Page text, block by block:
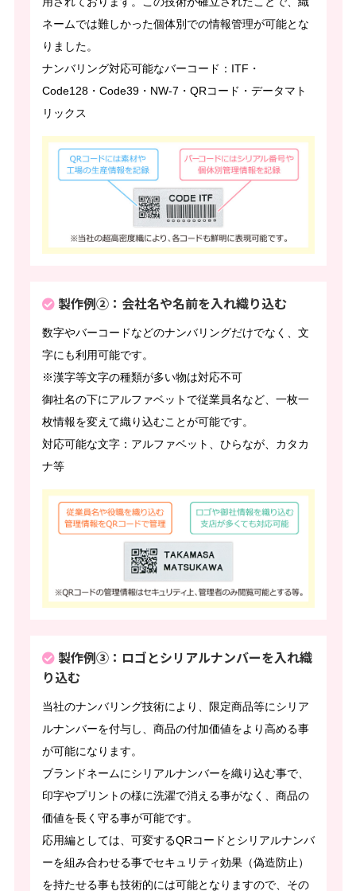
ネームでは難しかった個体別での情報管理が可能とな
りました。
ナンバリング対応可能なバーコード：ITF・
Code128・Code39・NW-7・QRコード・データマト
リックス
製作例②：会社名や名前を入れ織り込む
数字やバーコードなどのナンバリングだけでなく、文
字にも利用可能です。
※漢字等文字の種類が多い物は対応不可
御社名の下にアルファベットで従業員名など、一枚一
枚情報を変えて織り込むことが可能です。
対応可能な文字：アルファベット、ひらなが、カタカ
ナ等
製作例③：ロゴとシリアルナンバーを入れ織
り込む
当社のナンバリング技術により、限定商品等にシリア
ルナンバーを付与し、商品の付加価値をより高める事
が可能になります。
ブランドネームにシリアルナンバーを織り込む事で、
印字やプリントの様に洗濯で消える事がなく、商品の
価値を長く守る事が可能です。
応用編としては、可変するQRコードとシリアルナンバ
ーを組み合わせる事でセキュリティ効果（偽造防止）
を持たせる事も技術的には可能となりますので、その